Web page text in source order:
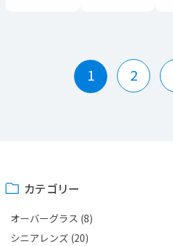
1 2
カテゴリー
オーバーグラス (8)
シニアレンズ(20)